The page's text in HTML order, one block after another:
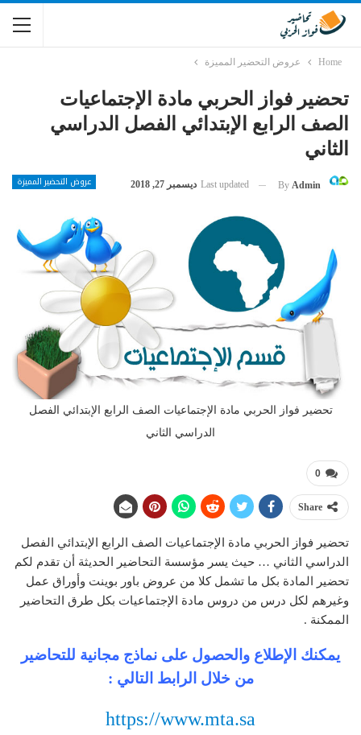
Home عروض التحضير المميزة
تحضير فواز الحربي مادة الإجتماعيات
الصف الرابع الإبتدائي الفصل الدراسي
الثاني
عروض التحضير المميزة By Admin
Last updated ديسمبر 27, 2018
تحضير فواز الحربي مادة الإجتماعيات الصف الرابع الإبتدائي الفصل
الدراسي الثاني
0
Share
تحضير فواز الحربي مادة الإجتماعيات الصف الرابع الإبتدائي الفصل
الدراسي الثاني … حيث يسر مؤسسة التحاضير الحديثة أن تقدم لكم
تحضير المادة بكل ما تشمل كلا من عروض باور بوينت وأوراق عمل
وغيرهم لكل درس من دروس مادة الإجتماعيات بكل طرق التحاضير
الممكنة .
يمكنك الإطلاع والحصول على نماذج مجانية للتحاضير
من خلال الرابط التالي :
https://www.mta.sa